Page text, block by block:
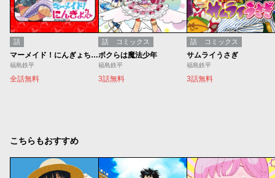
話
マーメイド！にんぎょちゃん
福島鉄平
全話無料
話 コミックス
ボクらは魔法少年
福島鉄平
3話無料
話 コミックス
サムライうさぎ
福島鉄平
3話無料
こちらもおすすめ